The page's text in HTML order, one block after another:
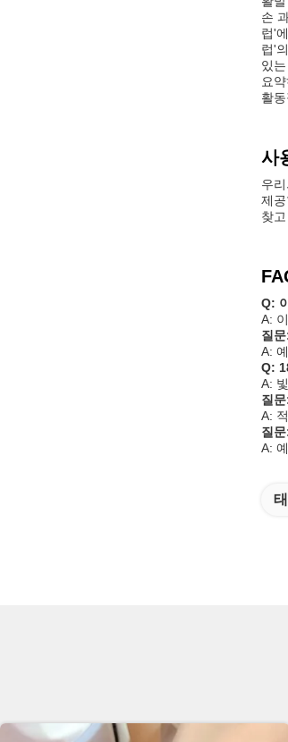
손
럽'
럽'
있
요
활
사
우
제
찾
Q:
A:
질
A:
Q:
A:
질
A:
질
A: